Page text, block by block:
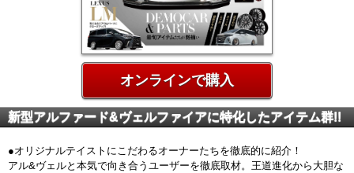
オンラインで購入
新型アルファード&ヴェルファイアに特化したアイテム群!!
●オリジナルテイストにこだわるオーナーたちを徹底的に紹介！
アル&ヴェルと本気で向き合うユーザーを徹底取材。王道進化から大胆な